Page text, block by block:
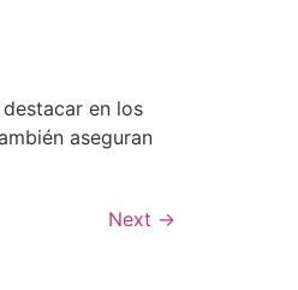
en los
aseguran
Next →